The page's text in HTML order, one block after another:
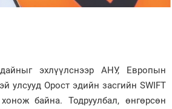
эхлүүлснээр АНУ, Европын
улсууд Орост эдийн засгийн SWIFT
байна. Тодруулбал, өнгөрсөн